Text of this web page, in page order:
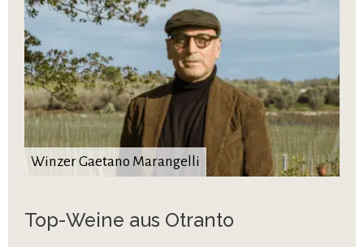
Winzer Gaetano Marangelli
Top-Weine aus Otranto